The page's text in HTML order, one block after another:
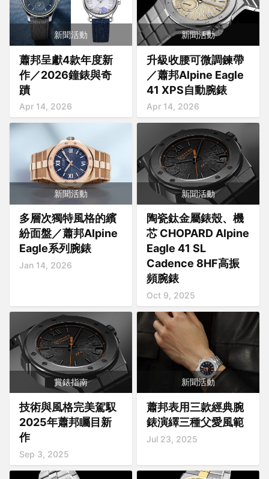
新聞活動
蕭邦呈獻4款年度新
作／2026鐘錶與奇
蹟
Apr 14, 2026
新聞活動
升級收腰可微調鍊帶
／蕭邦Alpine Eagle
41 XPS自動腕錶
Apr 14, 2026
新聞活動
多層次獨特風格的繽
紛面盤／蕭邦Alpine
Eagle系列腕錶
Jan 14, 2026
新聞活動
陶瓷鈦金屬錶殼、機
芯 CHOPARD Alpine
Eagle 41 SL
Cadence 8HF高振
頻腕錶
Oct 9, 2025
賞錶指南
技術與風格完美駕馭
2025年蕭邦矚目新
作
Sep 3, 2025
新聞活動
蕭邦表用三款經典腕
錶演繹三種父愛風範
Jul 23, 2025